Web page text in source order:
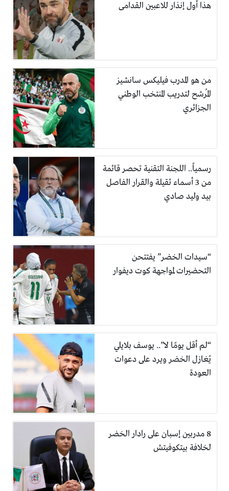
هذا أول إنذار للاعبين القدامى
من هو المدرب فيليكس سانشيز
المُرشح لتدريب المنتخب الوطني
الجزائري
رسمياً.. اللجنة التقنية تحصر قائمة
من 3 أسماء ثقيلة والقرار الفاصل
بيد وليد صادي
“سيدات الخضر” يفتتحن
التحضيرات لمواجهة كوت ديفوار
“لم أقل يومًا لا”.. يوسف بلايلي
يُغازل الخضر ويرد على دعوات
العودة
8 مدربين إسبان على رادار الخضر
لخلافة بيتكوفيتش